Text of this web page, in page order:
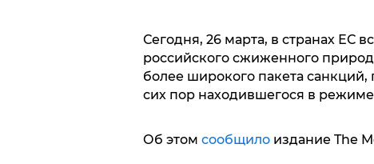
Сегодня, 26 марта, в странах ЕС
российского сжиженного
более широкого пакета
сих пор находившегося в режиме
Об этом сообщилоиздание The